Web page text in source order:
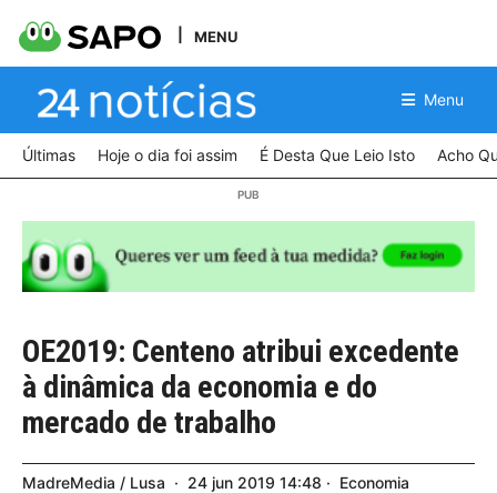
MENU
Menu
Últimas Hoje o dia foi assim É Desta Que Leio Isto Acho
OE2019: Centeno atribui excedente
à dinâmica da economia e do
mercado de trabalho
MadreMedia / Lusa 24 jun 2019 14:48 Economia